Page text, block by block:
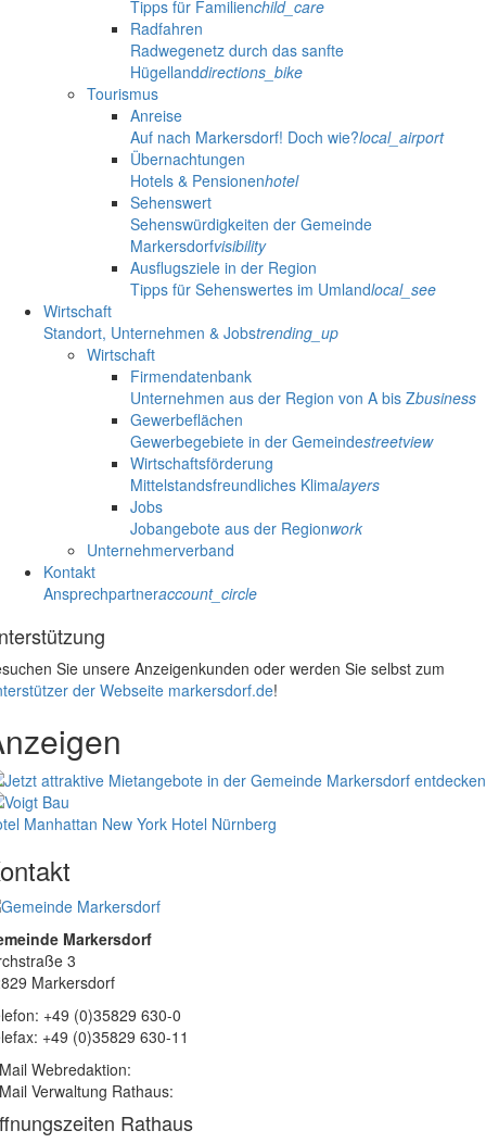
Tipps für Familienchild_care
Radfahren
Radwegenetz durch das sanfte
Hügellanddirections_bike
Tourismus
Anreise
Auf nach Markersdorf! Doch wie?local_airport
Übernachtungen
Hotels & Pensionenhotel
Sehenswert
Sehenswürdigkeiten der Gemeinde
Markersdorfvisibility
Ausflugsziele in der Region
Tipps für Sehenswertes im Umlandlocal_see
Wirtschaft
Standort, Unternehmen & Jobstrending_up
Wirtschaft
Firmendatenbank
Unternehmen aus der Region von A bis Zbusiness
Gewerbeflächen
Gewerbegebiete in der Gemeindestreetview
Wirtschaftsförderung
Mittelstandsfreundliches Klimalayers
Jobs
Jobangebote aus der Regionwork
Unternehmerverband
Kontakt
Ansprechpartneraccount_circle
Sie unsere Anzeigenkunden oder werden Sie selbst zum
der Webseite markersdorf.de!
Manhattan New York Hotel Nürnberg
Markersdorf
3
Markersdorf
+49 (0)35829 630-0
+49 (0)35829 630-11
Webredaktion:
Verwaltung Rathaus:
Rathaus